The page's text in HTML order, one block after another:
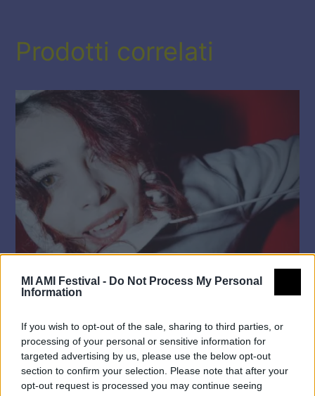
MI AMI Festival - Do Not Process My Personal
Information
If you wish to opt-out of the sale, sharing to third parties, or
processing of your personal or sensitive information for
targeted advertising by us, please use the below opt-out
section to confirm your selection. Please note that after your
opt-out request is processed you may continue seeing
Prodotti correlati
Hoodie MI AMI con cappuccio
Questo
prodotto
più
varianti.
Le
opzioni
essere
nella
pagina
del